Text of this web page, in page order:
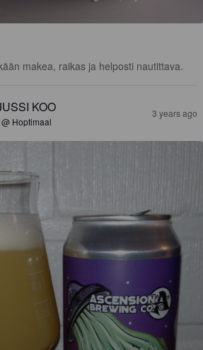
makea, raikas ja helposti nautittava.
KOO
@ Hoptimaal
3 years ago